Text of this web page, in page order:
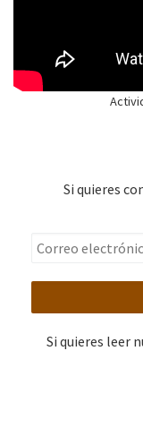
Si quieres
Si quieres leer